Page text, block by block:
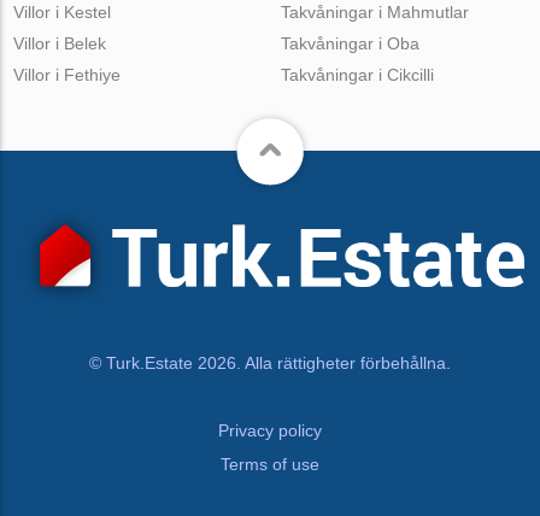
Villor i Kestel
Villor i Belek
Villor i Fethiye
Takvåningar i Mahmutlar
Takvåningar i Oba
Takvåningar i Cikcilli
© Turk.Estate 2026. Alla rättigheter förbehållna.
Privacy policy
Terms of use